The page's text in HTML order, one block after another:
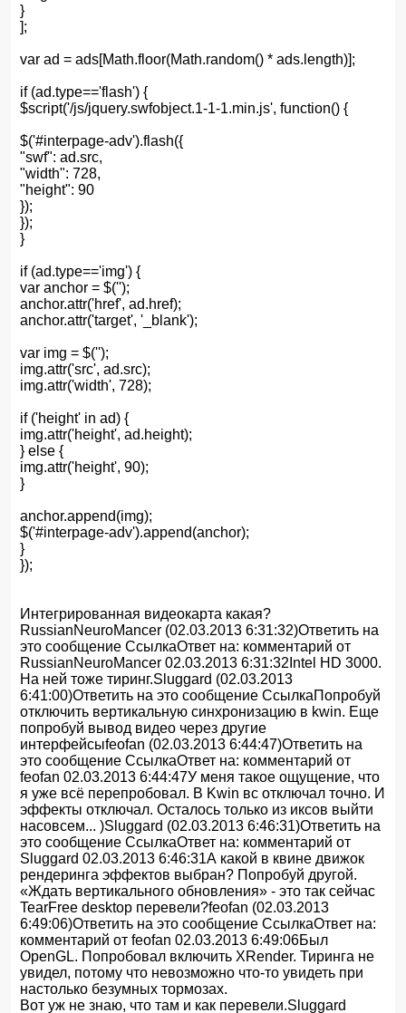
}
];
var ad = ads[Math.floor(Math.random() * ads.length)];
if (ad.type=='flash') {
$script('/js/jquery.swfobject.1-1-1.min.js', function() {
$('#interpage-adv').flash({
"swf": ad.src,
"width": 728,
"height": 90
});
});
}
if (ad.type=='img') {
var anchor = $('');
anchor.attr('href', ad.href);
anchor.attr('target', '_blank');
var img = $('');
img.attr('src', ad.src);
img.attr('width', 728);
if ('height' in ad) {
img.attr('height', ad.height);
} else {
img.attr('height', 90);
}
anchor.append(img);
$('#interpage-adv').append(anchor);
}
});
Интегрированная видеокарта какая?
RussianNeuroMancer (02.03.2013 6:31:32)Ответить на
это сообщение СсылкаОтвет на: комментарий от
RussianNeuroMancer 02.03.2013 6:31:32Intel HD 3000.
На ней тоже тиринг.Sluggard (02.03.2013
6:41:00)Ответить на это сообщение СсылкаПопробуй
отключить вертикальную синхронизацию в kwin. Еще
попробуй вывод видео через другие
интерфейсыfeofan (02.03.2013 6:44:47)Ответить на
это сообщение СсылкаОтвет на: комментарий от
feofan 02.03.2013 6:44:47У меня такое ощущение, что
я уже всё перепробовал. В Kwin вс отключал точно. И
эффекты отключал. Осталось только из иксов выйти
насовсем... )Sluggard (02.03.2013 6:46:31)Ответить на
это сообщение СсылкаОтвет на: комментарий от
Sluggard 02.03.2013 6:46:31А какой в квине движок
рендеринга эффектов выбран? Попробуй другой.
«Ждать вертикального обновления» - это так сейчас
TearFree desktop перевели?feofan (02.03.2013
6:49:06)Ответить на это сообщение СсылкаОтвет на:
комментарий от feofan 02.03.2013 6:49:06Был
OpenGL. Попробовал включить XRender. Тиринга не
увидел, потому что невозможно что-то увидеть при
настолько безумных тормозах.
Вот уж не знаю, что там и как перевели.Sluggard